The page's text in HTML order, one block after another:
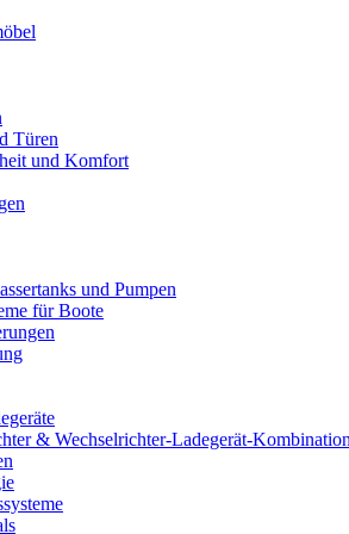
Türen
und Komfort
und Pumpen
für Boote
& Wechselrichter-Ladegerät-